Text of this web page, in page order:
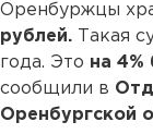
Оренбуржцы
рублей. Такая
года. Это на 4%
сообщили в
Оренбургской